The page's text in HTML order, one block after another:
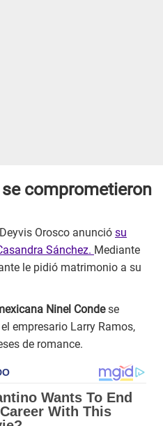
comprometieron
Orosco anunció su
Sánchez. Mediante
le pidió matrimonio a su
Ninel Condese
empresario Larry Ramos,
de romance.